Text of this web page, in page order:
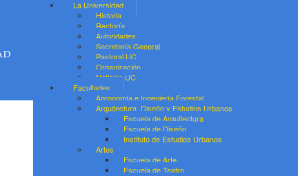
La Universidad
Historia
Rectoría
Autoridades
Secretaría General
Pastoral UC
Organización
Noticias UC
Facultades
Agronomía e Ingeniería Forestal
Arquitectura, Diseño y Estudios Urbanos
Escuela de Arquitectura
Escuela de Diseño
Instituto de Estudios Urbanos
Artes
Escuela de Arte
Escuela de Teatro